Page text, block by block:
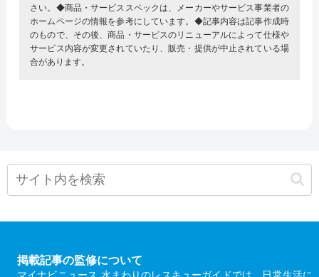
さい。◆商品・サービススペックは、メーカーやサービス事業者の
ホームページの情報を参考にしています。◆記事内容は記事作成時
のもので、その後、商品・サービスのリニューアルによって仕様や
サービス内容が変更されていたり、販売・提供が中止されている場
合があります。
掲載記事の監修について